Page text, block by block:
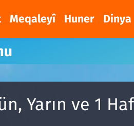
Meqaleyî Huner Dinya
Yarın ve 1